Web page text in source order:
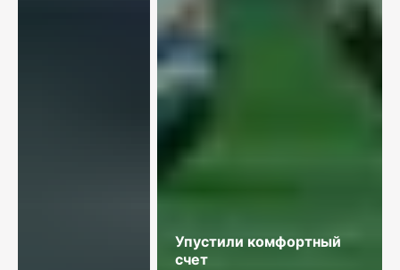
Упустили комфортный
счет